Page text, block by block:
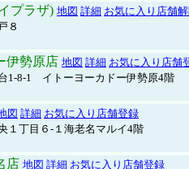
プラザ) 地図 詳細 お気に入り店舗
８
伊勢原店 地図 詳細 お気に入り店舗
1-8-1 イトーヨーカドー伊勢原4階
図 詳細 お気に入り店舗登録
１丁目６-１海老名マルイ4階
店 地図 詳細 お気に入り店舗登録